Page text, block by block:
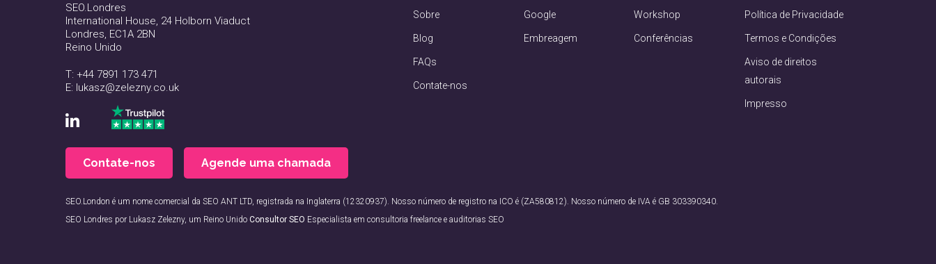
SEO.Londres
International House, 24 Holborn Viaduct
Londres, EC1A 2BN
Reino Unido
T: +44 7891 173 471
E: lukasz@zelezny.co.uk
Contate-nos Agende uma chamada
Sobre
Blog
FAQs
Contate-nos
Google
Embreagem
Workshop
Conferências
Política de Privacidade
Termos e Condições
Aviso de direitos
autorais
Impresso
SEO.London é um nome comercial da SEO ANT LTD, registrada na Inglaterra (12320937). Nosso número de registro na ICO é (ZA580812). Nosso número de IVA é GB 303390340.
SEO Londres por Lukasz Zelezny, um Reino Unido Consultor SEO Especialista em consultoria freelance e auditorias SEO